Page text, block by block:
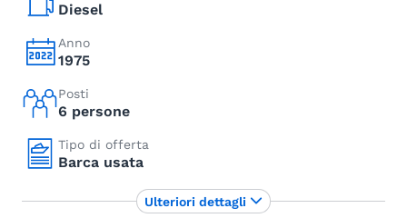
Diesel
Anno
1975
Posti
6 persone
Tipo di offerta
Barca usata
Ulteriori dettagli